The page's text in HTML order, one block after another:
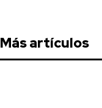
Más artículos